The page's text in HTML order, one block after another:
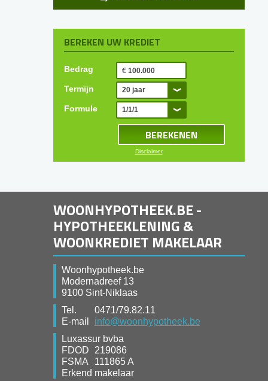
BEREKEN UW KREDIET
Bedrag
Termijn 20 jaar
Formule 1/1/1
Disclaimer
WOONHYPOTHEEK.BE -
HYPOTHEEKLENING &
WOONKREDIET MAKELAAR
Woonhypotheek.be
Modernadreef 13
9100 Sint-Niklaas
Tel.
0471/79.82.11
E-mail
info@woonhypotheek.be
Luxassur bvba
FDOD
219086
FSMA
111865 A
Erkend makelaar